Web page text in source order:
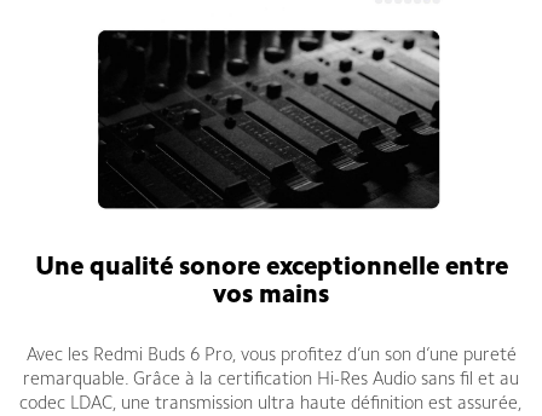
Une qualité sonore exceptionnelle entre
vos mains
Avec les Redmi Buds 6 Pro, vous profitez d’un son d’une pureté
remarquable. Grâce à la certification Hi-Res Audio sans fil et au
codec LDAC, une transmission ultra haute définition est assurée,